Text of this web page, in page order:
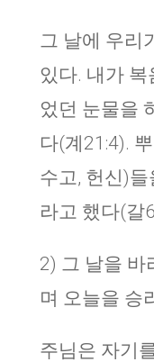
그 날에 우리
있다. 내가
었던 눈물을
다(계21:4).
수고, 헌신)
라고 했다(갈
2) 그 날을 바
며 오늘을 승
주님은 자기